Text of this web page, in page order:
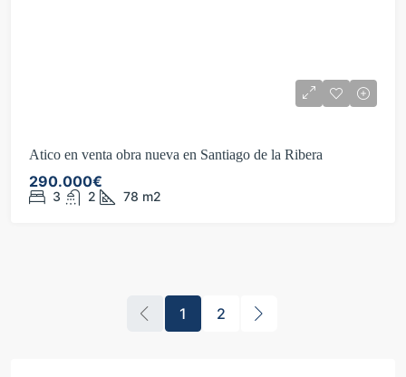
Atico en venta obra nueva en Santiago de la Ribera
290.000€
3 2 78 m2
1 2